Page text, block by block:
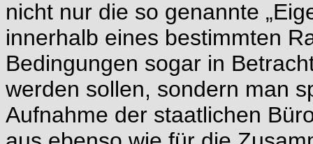
nicht nur die so genannte
innerhalb eines bestimmten
Bedingungen sogar in
werden sollen, sondern man
Aufnahme der staatlichen